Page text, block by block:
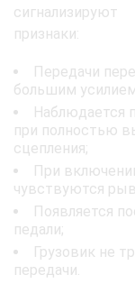
признаки:
Передачи
большим
Наблюдается
при полностью
сцепления;
При
чувствуются
Появляется
педали;
Грузовик не
передачи.